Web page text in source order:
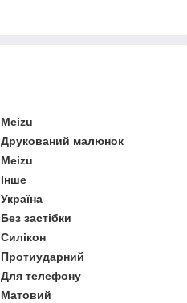
Meizu
Друкований малюнок
Meizu
Інше
Україна
Без застібки
Силікон
Протиударний
Для телефону
Матовий